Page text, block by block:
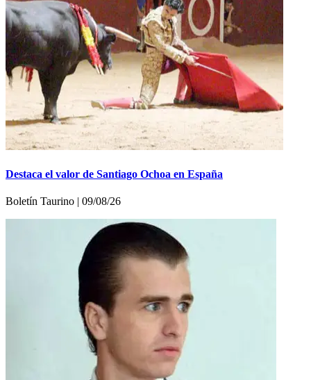
Destaca el valor de Santiago Ochoa en España
Boletí­n Taurino | 09/08/26